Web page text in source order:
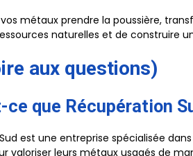
vos métaux prendre la poussière,
naturelles et de construire
aux questions)
ce que Récupération
est une entreprise spécialisée
valoriser leurs métaux usagés de